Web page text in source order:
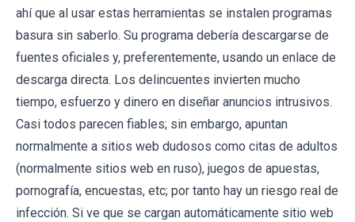
ahí que al usar estas herramientas se instalen programas
basura sin saberlo. Su programa debería descargarse de
fuentes oficiales y, preferentemente, usando un enlace de
descarga directa. Los delincuentes invierten mucho
tiempo, esfuerzo y dinero en diseñar anuncios intrusivos.
Casi todos parecen fiables; sin embargo, apuntan
normalmente a sitios web dudosos como citas de adultos
(normalmente sitios web en ruso), juegos de apuestas,
pornografía, encuestas, etc; por tanto hay un riesgo real de
infección. Si ve que se cargan automáticamente sitio web